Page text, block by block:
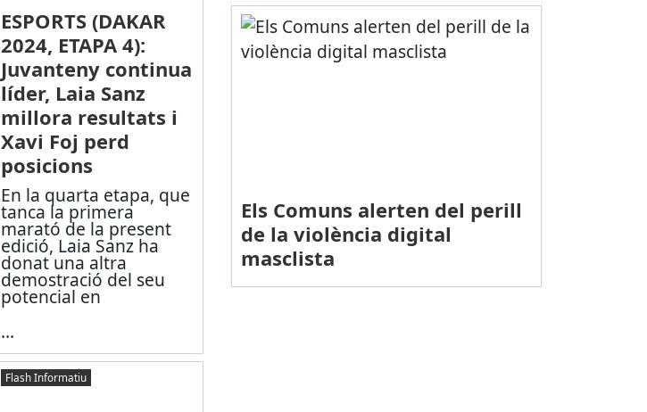
ESPORTS (DAKAR
2024, ETAPA 4):
Juvanteny continua
líder, Laia Sanz
millora resultats i
Xavi Foj perd
posicions
En la quarta etapa, que
tanca la primera
marató de la present
edició, Laia Sanz ha
donat una altra
demostració del seu
potencial en
...
Flash Informatiu
Els Comuns alerten del perill
de la violència digital
masclista